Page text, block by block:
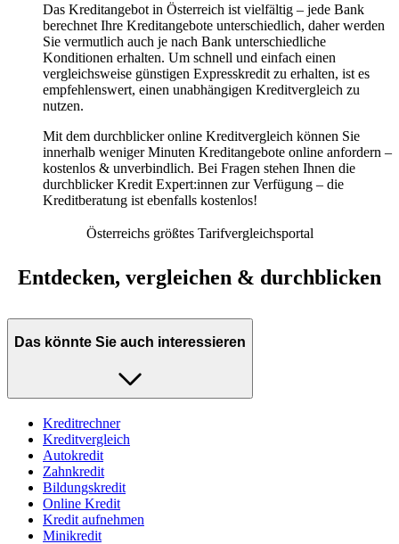
Das Kreditangebot in Österreich ist vielfältig – jede Bank
berechnet Ihre Kreditangebote unterschiedlich, daher werden
Sie vermutlich auch je nach Bank unterschiedliche
Konditionen erhalten. Um schnell und einfach einen
vergleichsweise günstigen Expresskredit zu erhalten, ist es
empfehlenswert, einen unabhängigen Kreditvergleich zu
nutzen.
Mit dem durchblicker online Kreditvergleich können Sie
innerhalb weniger Minuten Kreditangebote online anfordern –
kostenlos & unverbindlich. Bei Fragen stehen Ihnen die
durchblicker Kredit Expert:innen zur Verfügung – die
Kreditberatung ist ebenfalls kostenlos!
Österreichs größtes Tarifvergleichsportal
Entdecken, vergleichen & durchblicken
Das könnte Sie auch interessieren
Kreditrechner
Kreditvergleich
Autokredit
Zahnkredit
Bildungskredit
Online Kredit
Kredit aufnehmen
Minikredit